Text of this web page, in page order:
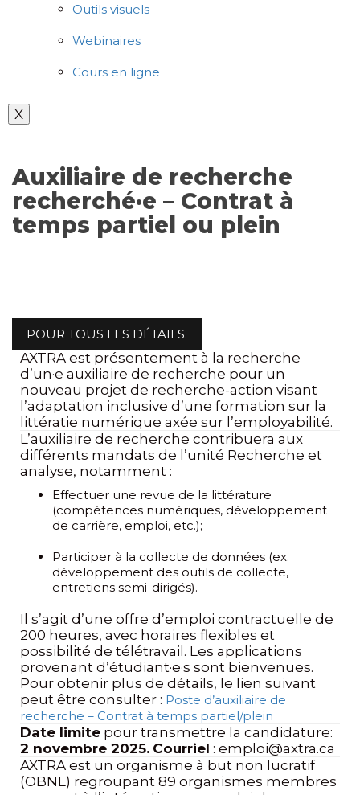
Outils visuels
Webinaires
Cours en ligne
X
Auxiliaire de recherche
recherché·e – Contrat à
temps partiel ou plein
POUR TOUS LES DÉTAILS.
AXTRA est présentement à la recherche
d’un·e auxiliaire de recherche pour un
nouveau projet de recherche-action visant
l’adaptation inclusive d’une formation sur la
littératie numérique axée sur l’employabilité.
L’auxiliaire de recherche contribuera aux
différents mandats de l’unité Recherche et
analyse, notamment :
Effectuer une revue de la littérature
(compétences numériques, développement
de carrière, emploi, etc.);
Participer à la collecte de données (ex.
développement des outils de collecte,
entretiens semi-dirigés).
Il s’agit d’une offre d’emploi contractuelle de
200 heures, avec horaires flexibles et
possibilité de télétravail. Les applications
provenant d’étudiant·e·s sont bienvenues.
Pour obtenir plus de détails, le lien suivant
peut être consulter : Poste d’auxiliaire de
recherche – Contrat à temps partiel/plein
Date limite pour transmettre la candidature:
2 novembre 2025. Courriel : emploi@axtra.ca
AXTRA est un organisme à but non lucratif
(OBNL) regroupant 89 organismes membres